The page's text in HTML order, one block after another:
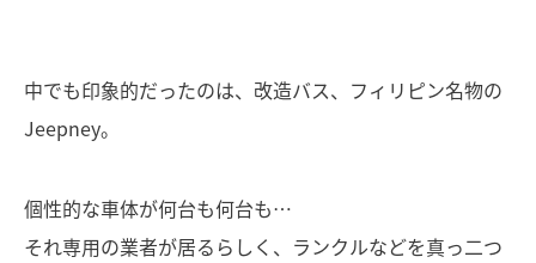
中でも印象的だったのは、改造バス、フィリピン名物の
Jeepney。
個性的な車体が何台も何台も…
それ専用の業者が居るらしく、ランクルなどを真っ二つ